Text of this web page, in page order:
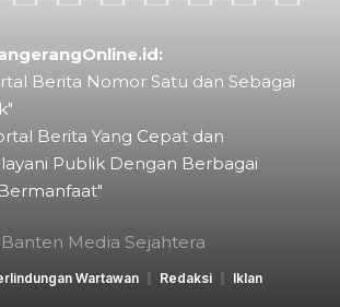
Berita Nomor Satu dan Sebagai
Berita Yang Cepat dan
Publik Dengan Berbagai
Media Sejahtera
Wartawan Redaksi Iklan